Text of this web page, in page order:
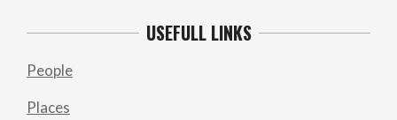
USEFULL LINKS
People
Places